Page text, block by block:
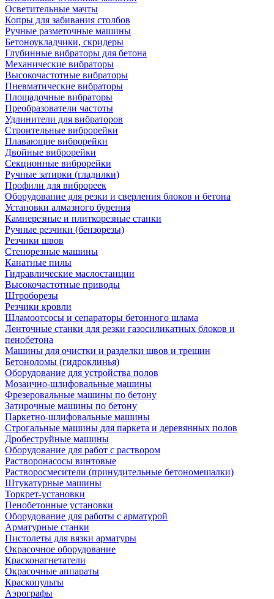
Осветительные мачты
Копры для забивания столбов
Ручные разметочные машины
Бетоноукладчики, скридеры
Глубинные вибраторы для бетона
Механические вибраторы
Высокочастотные вибраторы
Пневматические вибраторы
Площадочные вибраторы
Преобразователи частоты
Удлинители для вибраторов
Строительные виброрейки
Плавающие виброрейки
Двойные виброрейки
Секционные виброрейки
Ручные затирки (гладилки)
Профили для виброреек
Оборудование для резки и сверления блоков и бетона
Установки алмазного бурения
Камнерезные и плиткорезные станки
Ручные резчики (бензорезы)
Резчики швов
Стенорезные машины
Канатные пилы
Гидравлические маслостанции
Высокочастотные приводы
Штроборезы
Резчики кровли
Шламоотсосы и сепараторы бетонного шлама
Ленточные станки для резки газосиликатных блоков и
пенобетона
Машины для очистки и разделки швов и трещин
Бетоноломы (гидроклинья)
Оборудование для устройства полов
Мозаично-шлифовальные машины
Фрезеровальные машины по бетону
Затирочные машины по бетону
Паркетно-шлифовальные машины
Строгальные машины для паркета и деревянных полов
Дробеструйные машины
Оборудование для работ с раствором
Растворонасосы винтовые
Растворосмесители (принудительные бетономешалки)
Штукатурные машины
Торкрет-установки
Пенобетонные установки
Оборудование для работы с арматурой
Арматурные станки
Пистолеты для вязки арматуры
Окрасочное оборудование
Красконагнетатели
Окрасочные аппараты
Краскопульты
Аэрографы